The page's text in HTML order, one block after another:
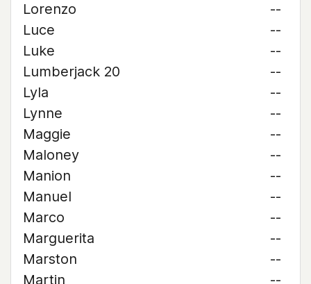
Lorenzo
--
Luce
--
Luke
--
Lumberjack 20
--
Lyla
--
Lynne
--
Maggie
--
Maloney
--
Manion
--
Manuel
--
Marco
--
Marguerita
--
Marston
--
Martin
--